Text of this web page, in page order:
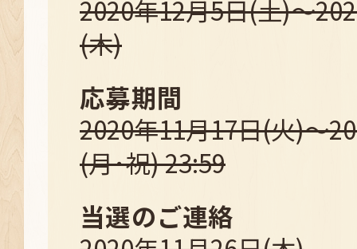
2020年12月5日(土)～
(木)
応募期間
2020年11月17日(火)～
(月･祝) 23:59
当選のご連絡